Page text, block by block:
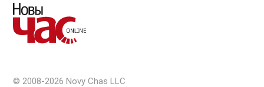
© 2008-2026 Novy Chas LLC